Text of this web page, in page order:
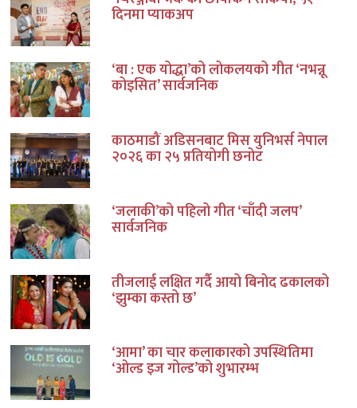
दिनमा प्याकअप
‘बा : एक योद्धा’को लोकलयको गीत ‘नभन्नू
कोइसित’ सार्वजनिक
काठमाडौं अडिसनबाट मिस युनिभर्स नेपाल
२०२६ का २५ प्रतियोगी छनोट
‘जलाकी’को पहिलो गीत ‘चाँदी जलप’
सार्वजनिक
तीजलाई लक्षित गर्दै आयो बिनोद ढकालको
‘झुम्का कस्तो छ’
‘आमा’ का चार कलाकारको उपस्थितिमा
‘ओल्ड इज गोल्ड’को शुभारम्भ